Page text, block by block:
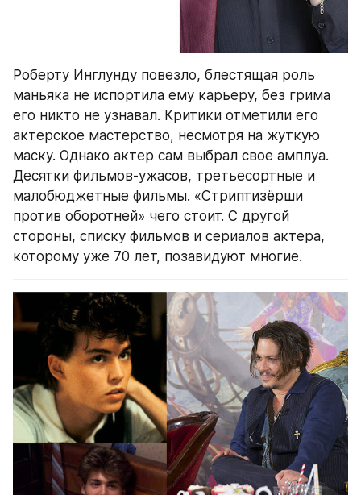
Роберту Инглунду повезло, блестящая роль
маньяка не испортила ему карьеру, без грима
его никто не узнавал. Критики отметили его
актерское мастерство, несмотря на жуткую
маску. Однако актер сам выбрал свое амплуа.
Десятки фильмов-ужасов, третьесортные и
малобюджетные фильмы. «Стриптизёрши
против оборотней» чего стоит. С другой
стороны, списку фильмов и сериалов актера,
которому уже 70 лет, позавидуют многие.